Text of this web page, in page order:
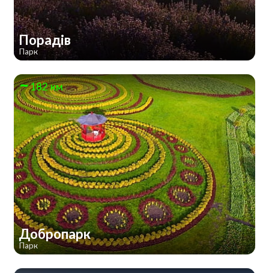
Порадів
Парк
182 км
Добропарк
Парк